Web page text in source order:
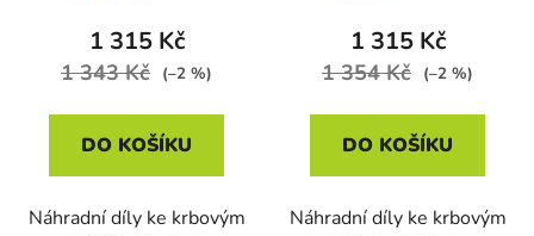
1 315 Kč
1 343 Kč (–2 %)
DO KOŠÍKU
Náhradní díly ke krbovým
1 315 Kč
1 354 Kč (–2 %)
DO KOŠÍKU
Náhradní díly ke krbovým